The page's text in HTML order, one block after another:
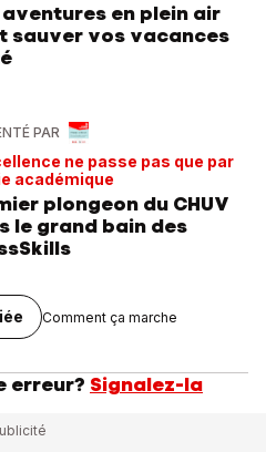
aventures en plein air
sauver vos vacances
PAR
ne passe pas que par
académique
plongeon du CHUV
le grand bain des
Comment ça marche
erreur? Signalez-la